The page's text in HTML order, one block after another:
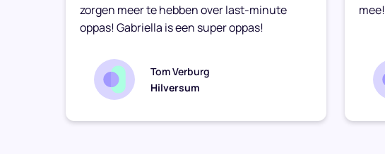
zorgen meer te hebben over last-minute
oppas! Gabriella is een super oppas!
Tom Verburg
Hilversum
mee!